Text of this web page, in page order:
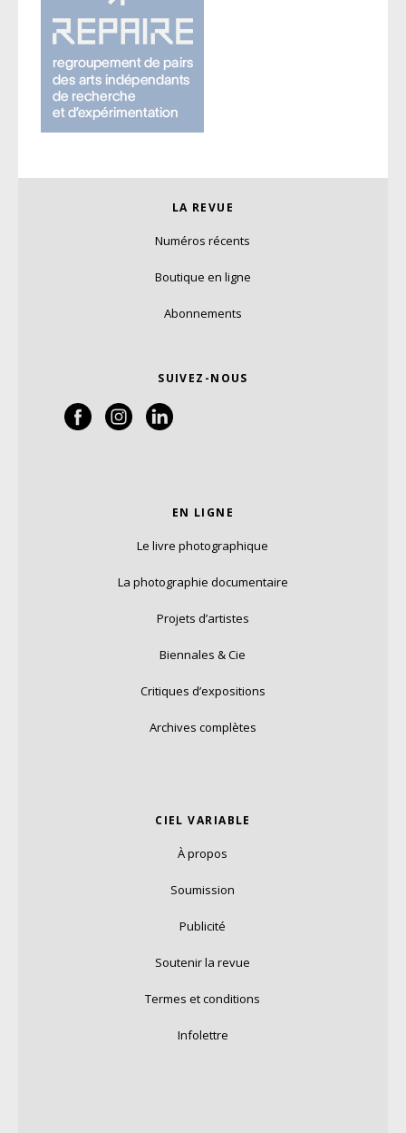
LA REVUE
Numéros récents
Boutique en ligne
Abonnements
SUIVEZ-NOUS
EN LIGNE
Le livre photographique
La photographie documentaire
Projets d’artistes
Biennales & Cie
Critiques d’expositions
Archives complètes
CIEL VARIABLE
À propos
Soumission
Publicité
Soutenir la revue
Termes et conditions
Infolettre